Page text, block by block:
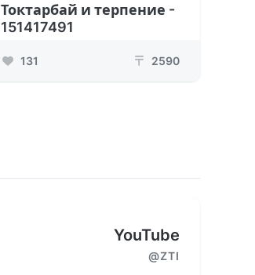
Токтарбай и терпение -
151417491
131 ₸ 2590
YouTube
@ZTI